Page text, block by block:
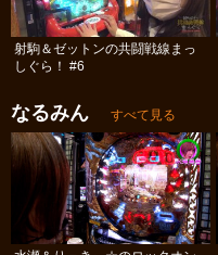
射駒＆ゼットンの共闘戦線まっ
しぐら！ #6
なるみん すべて見る